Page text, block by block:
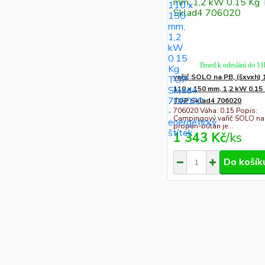
vařič SOLO na PB, (šxvxh)
110 x 150 mm, 1,2 kW 0.15
TOP Sklad4 706020
706020 Váha: 0.15 Popis:
Campingový vařič SOLO na
propan-butan je...
1 343 Kč/ks
Ihned k odeslání do
Do